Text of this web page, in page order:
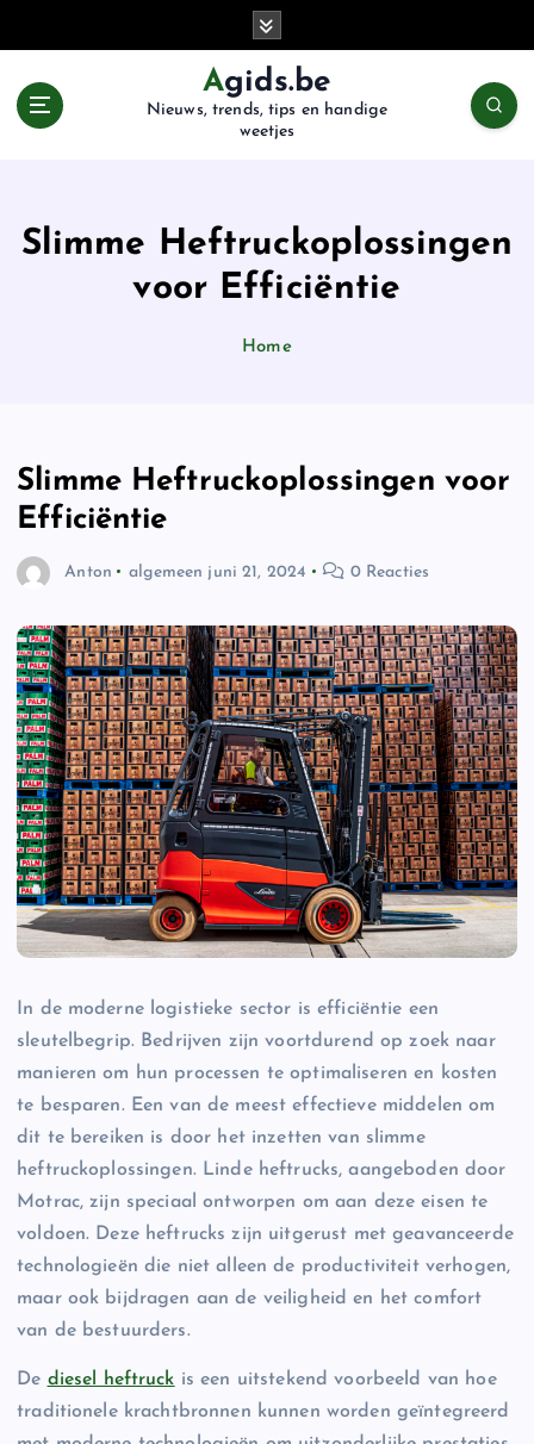
Agids.be
Nieuws, trends, tips en handige
weetjes
Slimme Heftruckoplossingen
voor Efficiëntie
Home
Slimme Heftruckoplossingen voor
Efficiëntie
Anton algemeen juni 21, 2024 0 Reacties
In de moderne logistieke sector is efficiëntie een
sleutelbegrip. Bedrijven zijn voortdurend op zoek naar
manieren om hun processen te optimaliseren en kosten
te besparen. Een van de meest effectieve middelen om
dit te bereiken is door het inzetten van slimme
heftruckoplossingen. Linde heftrucks, aangeboden door
Motrac, zijn speciaal ontworpen om aan deze eisen te
voldoen. Deze heftrucks zijn uitgerust met geavanceerde
technologieën die niet alleen de productiviteit verhogen,
maar ook bijdragen aan de veiligheid en het comfort
van de bestuurders.
De diesel heftruck is een uitstekend voorbeeld van hoe
traditionele krachtbronnen kunnen worden geïntegreerd